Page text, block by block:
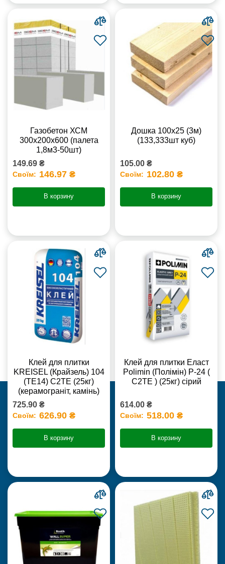
Газобетон ХСМ
300x200x600 (палета
1,8м3-50шт)
149.69 ₴
Своїм: 146.97 ₴
В корзину
Дошка 100х25 (3м)
(133,333шт куб)
105.00 ₴
Своїм: 102.80 ₴
В корзину
Клей для плитки
KREISEL (Крайзель) 104
(ТЕ14) С2TE (25кг)
(керамограніт, камінь)
725.90 ₴
Своїм: 626.90 ₴
В корзину
Клей для плитки Еласт
Polimin (Полімін) Р-24 (
С2ТЕ ) (25кг) сірий
614.00 ₴
Своїм: 518.00 ₴
В корзину